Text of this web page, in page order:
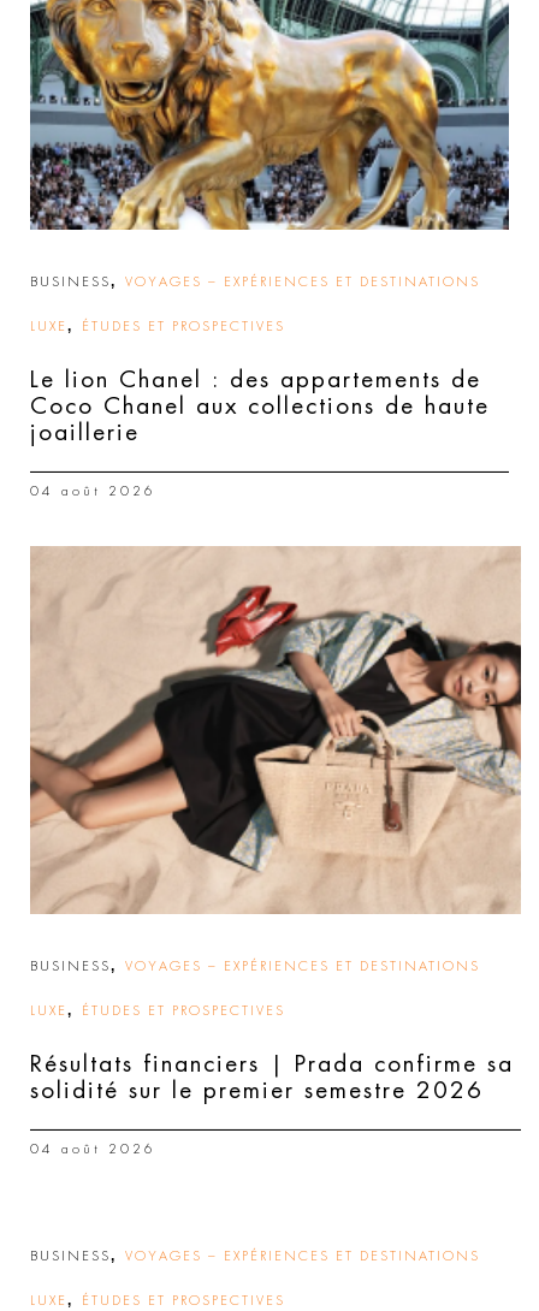
BUSINESS, VOYAGES – EXPÉRIENCES ET DESTINATIONS
LUXE , ÉTUDES ET PROSPECTIVES
Le lion Chanel : des appartements de
Coco Chanel aux collections de haute
joaillerie
04 août 2026
BUSINESS, VOYAGES – EXPÉRIENCES ET DESTINATIONS
LUXE , ÉTUDES ET PROSPECTIVES
Résultats financiers | Prada confirme sa
solidité sur le premier semestre 2026
04 août 2026
BUSINESS, VOYAGES – EXPÉRIENCES ET DESTINATIONS
LUXE , ÉTUDES ET PROSPECTIVES